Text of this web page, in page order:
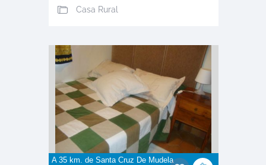
Casa Rural
A 35 km. de Santa Cruz De Mudela